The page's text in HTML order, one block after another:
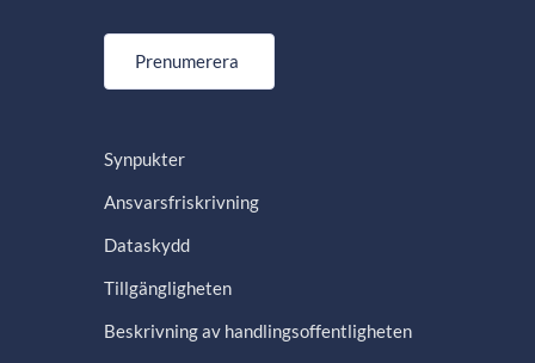
Prenumerera
Synpukter
Ansvarsfriskrivning
Dataskydd
Tillgängligheten
Beskrivning av handlingsoffentligheten